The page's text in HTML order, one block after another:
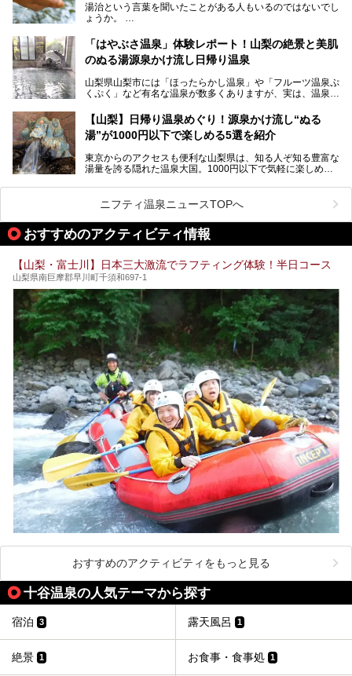
統の単純温泉は、入浴すると実にサッパリ爽快。日帰り入浴
不可なこともあり、全国の温泉ファンがこの温泉を求めて
では循環濾過の沸かし湯が一般的ですが、ここは本物の極上
温泉。まさに価格破壊と言えるクオリティです。
室や無料朝食などをご紹介。温泉通が口を揃えて絶賛する神
コスパ宿の全貌を徹底解説します！
湯治という言葉を聞いたことがある人もいるのではないでし
ょうか。
なかなか体験できない、湯治体験が日帰りでできる温浴施設
が山梨にあります。
ぴあ」の魅力をご紹介します。
提供元：株式会社湯ーとぴあ【PR】
この記事は株式会社湯ーとぴあのPRレポート記事です。
「はやぶさ温泉」体験レポート！山梨の絶景と美肌
のぬる湯源泉かけ流し日帰り温泉
山梨県山梨市には「ほったらかし温泉」や「フルーツ温泉ぷ
くぷく」など有名な温泉が数多くありますが、実は、温泉マ
です。今回紹介する「はやぶさ温泉」も、そのひとつ。温泉
はもちろん、絶景や地元食材を活かしたグルメも堪能できま
す。
します。
【山梨】日帰り温泉めぐり！源泉かけ流し“ぬる
湯”が1000円以下で楽しめる5選を紹介
東京からのアクセスも便利な山梨県は、知る人ぞ知る豊富な
湯量を誇る隠れた温泉大国。1000円以下で気軽に楽しめ
も、これからの季節に嬉しい、じんわりと体の芯まで温ま
る“ぬる湯”が豊富なのも魅力。今回は、湯質も抜群で心ゆく
までリラックスできる山梨のお得な日帰り温泉を、実際体験
した感想と共に紹介します。
※ぬる湯とは35℃～39℃程度の体温に近いぬるめ温泉のこ
ニフティ温泉ニュースTOPへ
おすすめのアクティビティ情報
【山梨・富士川】日本三大激流でラフティング体験！半日コース
山梨県南巨摩郡早川町千須和697-1
おすすめのアクティビティをもっと見る
十谷温泉の人気テーマから探す
宿泊 3 露天風呂 1
絶景 1 お食事・食事処 1